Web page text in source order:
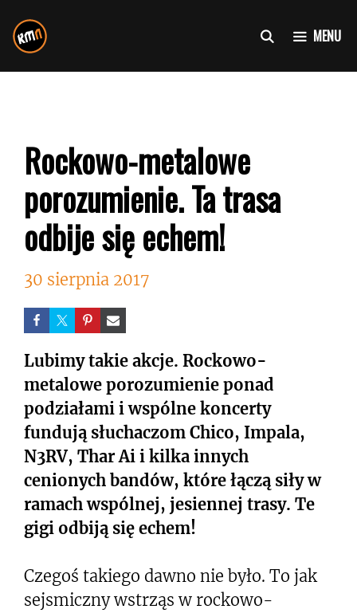
do
treści
MENU
Rockowo-metalowe
porozumienie. Ta trasa
odbije się echem!
30 sierpnia 2017
Lubimy takie akcje. Rockowo-
metalowe porozumienie ponad
podziałami i wspólne koncerty
fundują słuchaczom Chico, Impala,
N3RV, Thar Ai i kilka innych
cenionych bandów, które łączą siły w
ramach wspólnej, jesiennej trasy. Te
gigi odbiją się echem!
Czegoś takiego dawno nie było. To jak
sejsmiczny wstrząs w rockowo-